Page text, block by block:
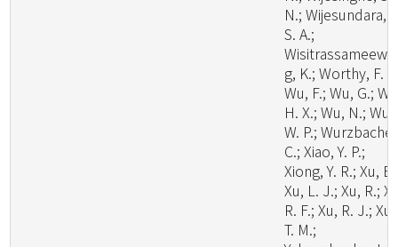
N.; Wijesundara,
S. A.;
g, K.; Worthy, F.
Wu, F.; Wu, G.;
H. X.; Wu, N.; Wu,
W. P.;
C.; Xiao, Y. P.;
Xiong, Y. R.; Xu,
Xu, L. J.; Xu, R.;
R. F.; Xu, R. J.; Xu,
T. M.;